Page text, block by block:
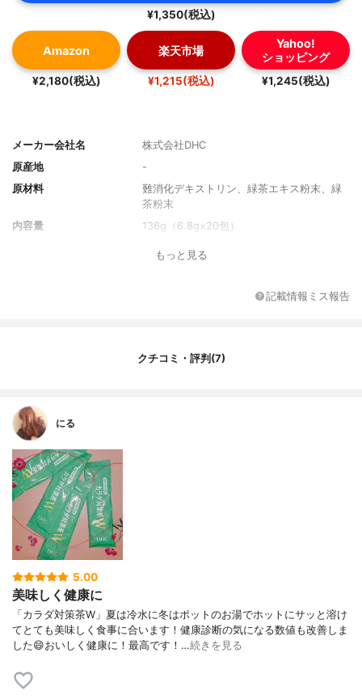
¥1,350(税込)
Amazon
¥2,180(税込)
楽天市場
¥1,215(税込)
Yahoo!
ショッピング
¥1,245(税込)
メーカー会社名
株式会社DHC
原産地
-
原材料
難消化デキストリン、緑茶エキス粉末、緑
茶粉末
内容量
136g（6.8g×20包）
もっと見る
記載情報ミス報告
クチコミ・評判(7)
にる
5.00
美味しく健康に
「カラダ対策茶W」夏は冷水に冬はポットのお湯でホットにサッと溶け
てとても美味しく食事に合います！健康診断の気になる数値も改善しま
した😄おいしく健康に！最高です！…続きを見る